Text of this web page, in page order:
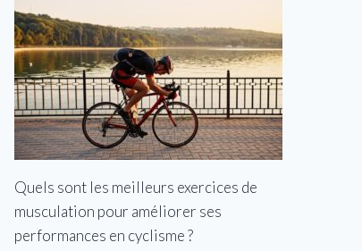
Quels sont les meilleurs exercices de
musculation pour améliorer ses
performances en cyclisme ?